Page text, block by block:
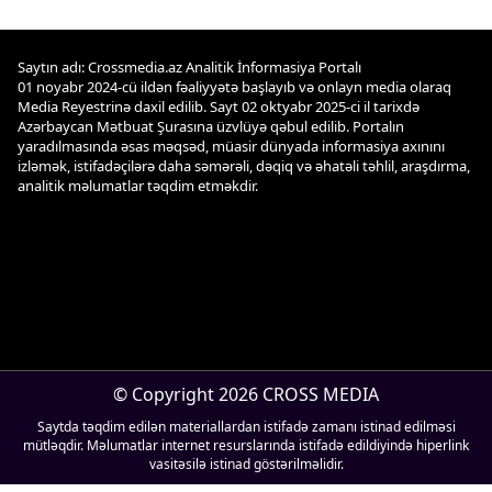
Saytın adı: Crossmedia.az Analitik İnformasiya Portalı
01 noyabr 2024-cü ildən fəaliyyətə başlayıb və onlayn media olaraq
Media Reyestrinə daxil edilib. Sayt 02 oktyabr 2025-ci il tarixdə
Azərbaycan Mətbuat Şurasına üzvlüyə qəbul edilib. Portalın
yaradılmasında əsas məqsəd, müasir dünyada informasiya axınını
izləmək, istifadəçilərə daha səmərəli, dəqiq və əhatəli təhlil, araşdırma,
analitik məlumatlar təqdim etməkdir.
© Copyright 2026 CROSS MEDIA
Saytda təqdim edilən materiallardan istifadə zamanı istinad edilməsi
mütləqdir. Məlumatlar internet resurslarında istifadə edildiyində hiperlink
vasitəsilə istinad göstərilməlidir.